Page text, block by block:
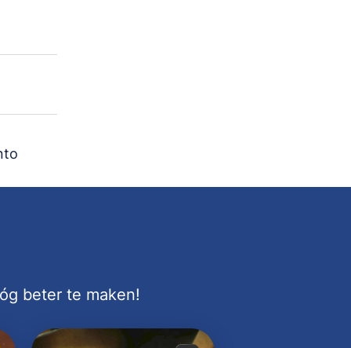
beter te maken!